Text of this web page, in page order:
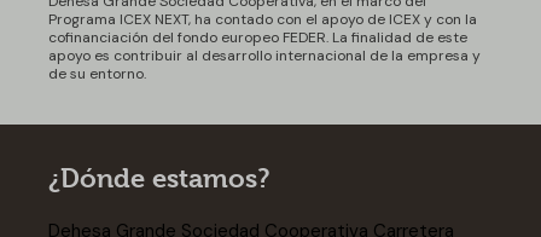
¿Dónde estamos?
Dehesa Grande Sociedad Cooperativa Carretera
Programa ICEX NEXT, ha contado con el apoyo de ICEX y con la
cofinanciación del fondo europeo FEDER. La finalidad de este
apoyo es contribuir al desarrollo internacional de la empresa y
de su entorno.